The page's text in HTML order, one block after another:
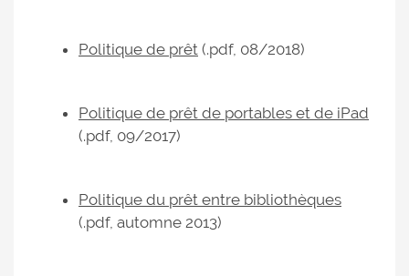
Politique de prêt (.pdf, 08/2018)
Politique de prêt de portables et de iPad
(.pdf, 09/2017)
Politique du prêt entre bibliothèques
(.pdf, automne 2013)